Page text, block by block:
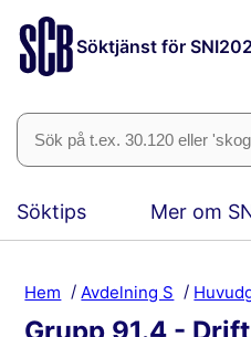
Söktjänst för
Söktips Mer om
Hem Avdelning S